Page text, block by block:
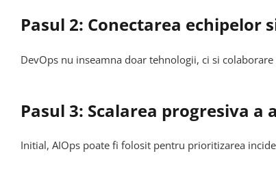
Pasul 2: Conectarea echipelor
DevOps nu inseamna doar tehnologii, ci si
Pasul 3: Scalarea progresiva
Initial, AIOps poate fi folosit pentru prioritizarea